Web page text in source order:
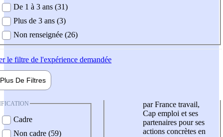
De 1 à 3 ans (31)
Plus de 3 ans (3)
Non renseignée (26)
le filtre de l'expérience demandée
Plus De Filtres
Cadre
Non cadre (59)
par France travail,
Cap emploi et ses
partenaires pour ses
actions concrètes en